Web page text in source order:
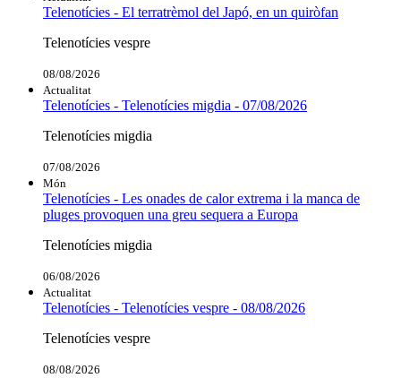
Telenotícies - El terratrèmol del Japó, en un quiròfan
Telenotícies vespre
08/08/2026
Actualitat
Telenotícies - Telenotícies migdia - 07/08/2026
Telenotícies migdia
07/08/2026
Món
Telenotícies - Les onades de calor extrema i la manca de
pluges provoquen una greu sequera a Europa
Telenotícies migdia
06/08/2026
Actualitat
Telenotícies - Telenotícies vespre - 08/08/2026
Telenotícies vespre
08/08/2026